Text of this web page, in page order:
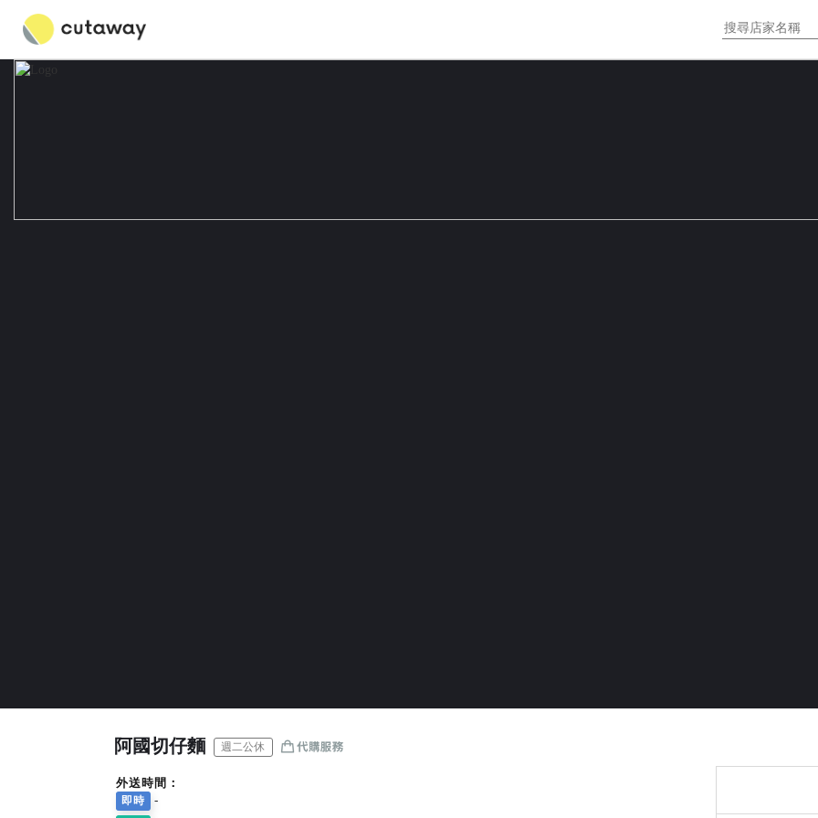
阿國切仔麵 週二公休
外送時間：
即時
-